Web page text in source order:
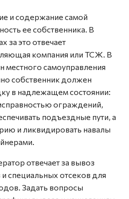
и содержание самой
ее собственника. В
за это отвечает
компания или ТСЖ. В
местного самоуправления
собственник должен
в надлежащем состоянии:
ограждений,
подъездные пути, а
и ликвидировать навалы
отвечает за вывоз
специальных отсеков для
Задать вопросы